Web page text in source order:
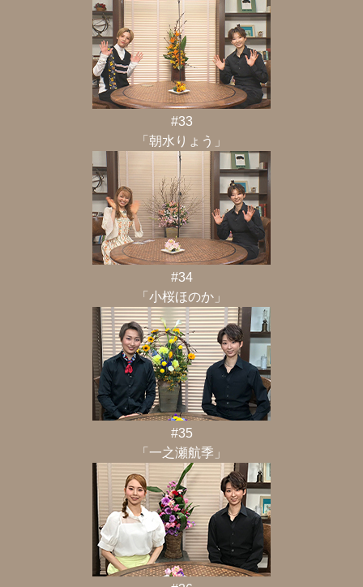
#33
「朝水りょう」
#34
「小桜ほのか」
#35
「一之瀬航季」